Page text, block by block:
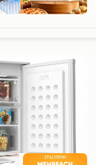
Korting